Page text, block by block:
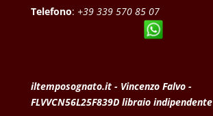
Telefono: +39 339 570 85 07
iltemposognato.it - Vincenzo Falvo -
FLVVCN56L25F839D libraio indipendente